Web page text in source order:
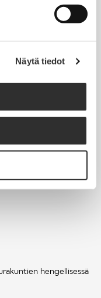
Näytä tiedot
hengellisessä